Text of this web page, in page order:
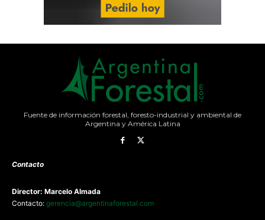
Fuente de información forestal, foresto-industrial y ambiental de
Argentina y América Latina
Contacto
Director: Marcelo Almada
Contacto: gerencia@argentinaforestal.com